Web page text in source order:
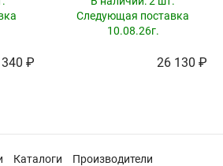
340 ₽
Следующая поставка
10.08.26г.
26 130 ₽
Каталоги Производители